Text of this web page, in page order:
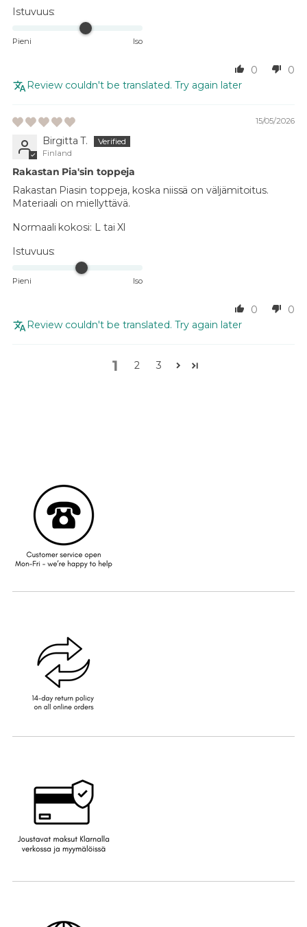
Istuvuus:
Pieni Iso
0
0
Review couldn't be translated. Try again later
15/05/2026
Birgitta T.
Finland
Rakastan Pia'sin toppeja
Rakastan Piasin toppeja, koska niissä on väljämitoitus.
Materiaali on miellyttävä.
Normaali kokosi: L tai Xl
Istuvuus:
Pieni Iso
0
0
Review couldn't be translated. Try again later
1 2 3